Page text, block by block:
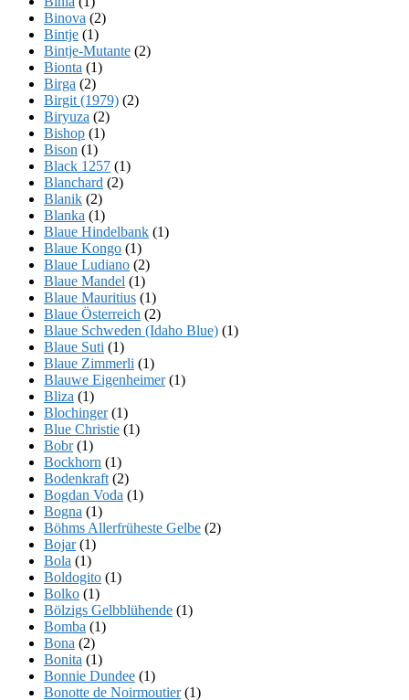
Binova (2)
Bintje (1)
Bintje-Mutante (2)
Bionta (1)
Birga (2)
Birgit (1979) (2)
Biryuza (2)
Bishop (1)
Bison (1)
Black 1257 (1)
Blanchard (2)
Blanik (2)
Blanka (1)
Blaue Hindelbank (1)
Blaue Kongo (1)
Blaue Ludiano (2)
Blaue Mandel (1)
Blaue Mauritius (1)
Blaue Österreich (2)
Blaue Schweden (Idaho Blue) (1)
Blaue Suti (1)
Blaue Zimmerli (1)
Blauwe Eigenheimer(1)
Bliza (1)
Blochinger(1)
Blue Christie (1)
Bobr(1)
Bockhorn (1)
Bodenkraft (2)
Bogdan Voda (1)
Bogna (1)
Böhms Allerfrüheste Gelbe (2)
Bojar(1)
Bola (1)
Boldogito (1)
Bolko (1)
Bölzigs Gelbblühende (1)
Bomba (1)
Bona (2)
Bonita (1)
Bonnie Dundee (1)
Bonotte de Noirmoutier(1)